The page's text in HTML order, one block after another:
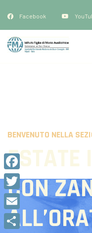
Facebook
BENVENUTO NELLA
ESTATE
CON
Facebook
Twitter
Email